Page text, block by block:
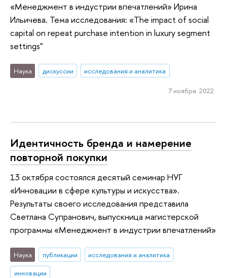
«Менеджмент в индустрии впечатлений» Ирина
Ильичева. Тема исследования: «The impact of social
capital on repeat purchase intention in luxury segment
settings"
Наука дискуссии исследования и аналитика
7 ноября 2022
Идентичность бренда и намерение
повторной покупки
13 октября состоялся десятый семинар НУГ
«Инновации в сфере культуры и искусства».
Результаты своего исследования представила
Светлана Супранович, выпускница магистерской
программы «Менеджмент в индустрии впечатлений»
Наука публикации
исследования и аналитика
инновации